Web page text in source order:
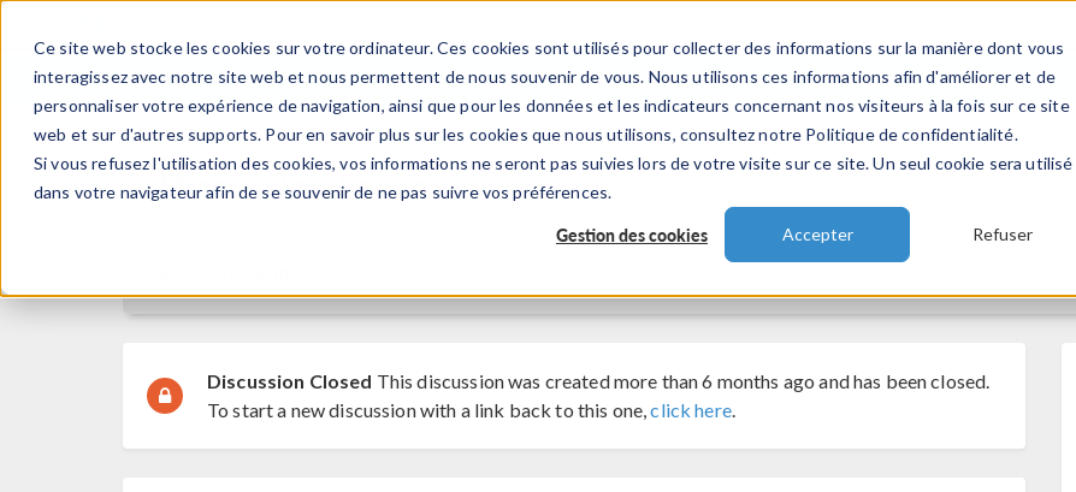
Ce site web stocke les cookies sur votre ordinateur. Ces cookies sont utilisés pour collecter des informations sur la manière dont vous
interagissez avec notre site web et nous permettent de nous souvenir de vous. Nous utilisons ces informations afin d'améliorer et de
personnaliser votre expérience de navigation, ainsi que pour les données et les indicateurs concernant nos visiteurs à la fois sur ce site
web et sur d'autres supports. Pour en savoir plus sur les cookies que nous utilisons, consultez notre Politique de confidentialité.
Si vous refusez l'utilisation des cookies, vos informations ne seront pas suivies lors de votre visite sur ce site. Un seul cookie sera utilisé
dans votre navigateur afin de se souvenir de ne pas suivre vos préférences.
Gestion des cookies Accepter Refuser
PRODUITS INDUSTRIES VIDEOS EVENEMENTS
Discussion Forum
Discussion Closed This discussion was created more than 6 months ago and has been closed.
To start a new discussion with a link back to this one,click here.